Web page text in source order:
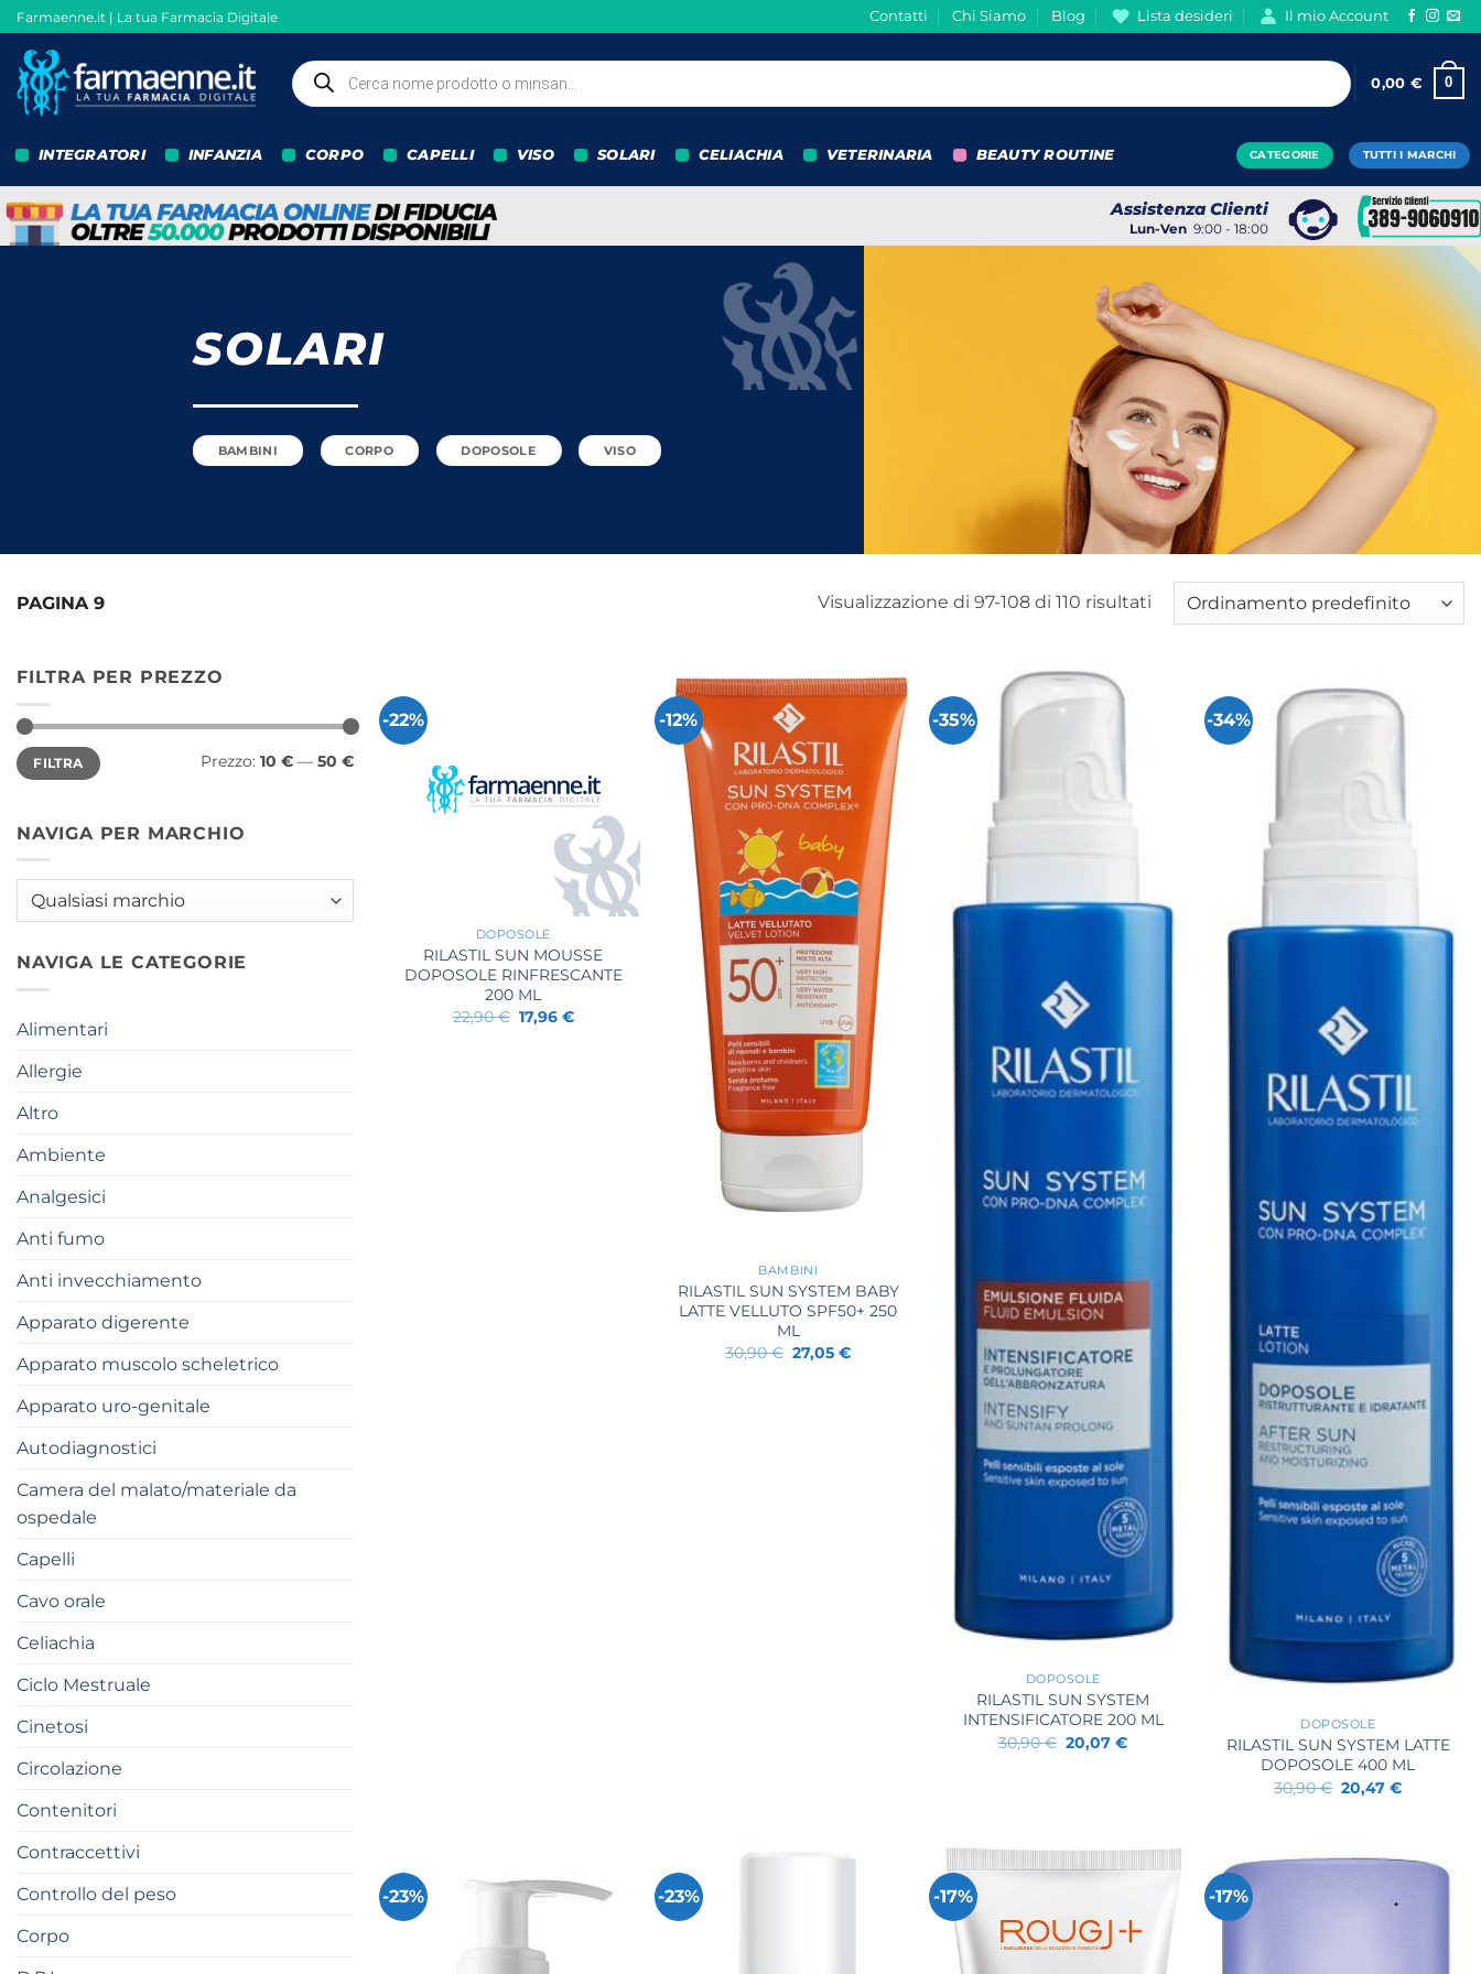
Salta
ai
contenuti
Farmaenne.it | La tua Farmacia Digitale Contatti Chi Siamo Blog Lista desideri Il mio Account
Ricerca
prodotti
0,00 € 0
INTEGRATORI INFANZIA CORPO CAPELLI VISO SOLARI CELIACHIA VETERINARIA BEAUTY ROUTINE CATEGORIE TUTTI I MARCHI
Assistenza Clienti
Lun-Ven 9:00 - 18:00
SOLARI
BAMBINI CORPO DOPOSOLE VISO
PAGINA 9 Visualizzazione di 97-108 di 110 risultati
FILTRA PER PREZZO
Prezzo
Min
Prezzo
MaxFILTRA Prezzo: 10 € — 50 €
NAVIGA PER MARCHIO
NAVIGA LE CATEGORIE
Alimentari
Allergie
Altro
Ambiente
Analgesici
Anti fumo
Anti invecchiamento
Apparato digerente
Apparato muscolo scheletrico
Apparato uro-genitale
Autodiagnostici
Camera del malato/materiale da
ospedale
Capelli
Cavo orale
Celiachia
Ciclo Mestruale
Cinetosi
Circolazione
Contenitori
Contraccettivi
Controllo del peso
Corpo
-22%
DOPOSOLE
RILASTIL SUN MOUSSE
DOPOSOLE RINFRESCANTE
200 ML
22,90€ Il
prezzo
17,96 €Il
-12%
BAMBINI
RILASTIL SUN SYSTEM BABY
LATTE VELLUTO SPF50+ 250
ML
30,90€ Il
prezzo
27,05€Il
-35%
DOPOSOLE
RILASTIL SUN SYSTEM
INTENSIFICATORE 200 ML
30,90€ Il
prezzo
20,07€Il
-34%
DOPOSOLE
RILASTIL SUN SYSTEM LATTE
DOPOSOLE 400 ML
30,90€ Il
prezzo
20,47€Il
-23% -23% -17% -17%